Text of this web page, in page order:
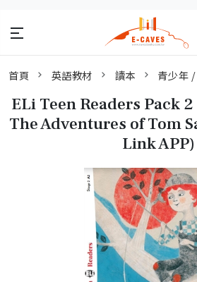
首頁 英語教材 讀本 青少年
ELi Teen Readers Pack
The Adventures of Tom
Link APP)